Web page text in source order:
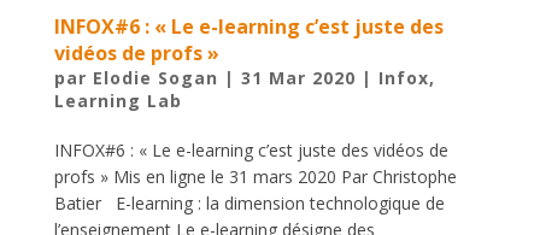
INFOX#6 : « Le e-learning c’est juste des
vidéos de profs »
par Elodie Sogan | 31 Mar 2020 | Infox,
Learning Lab
INFOX#6 : « Le e-learning c’est juste des vidéos de
profs » Mis en ligne le 31 mars 2020 Par Christophe
Batier E-learning : la dimension technologique de
l’enseignement Le e-learning désigne des